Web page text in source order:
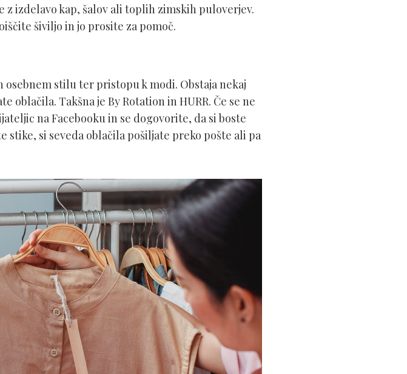
z izdelavo kap, šalov ali toplih zimskih puloverjev.
šiviljo in jo prosite za pomoč.
stilu ter pristopu k modi. Obstaja nekaj
Takšna je By Rotation in HURR. Če se ne
na Facebooku in se dogovorite, da si boste
stike, si seveda oblačila pošiljate preko pošte ali pa